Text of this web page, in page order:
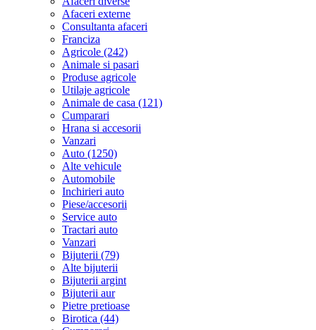
Afaceri externe
Consultanta afaceri
Franciza
Agricole (242)
Animale si pasari
Produse agricole
Utilaje agricole
Animale de casa (121)
Cumparari
Hrana si accesorii
Vanzari
Auto (1250)
Alte vehicule
Automobile
Inchirieri auto
Piese/accesorii
Service auto
Tractari auto
Vanzari
Bijuterii (79)
Alte bijuterii
Bijuterii argint
Bijuterii aur
Pietre pretioase
Birotica (44)